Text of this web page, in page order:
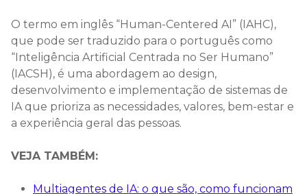
O termo em inglês “Human-Centered AI” (IAHC),
que pode ser traduzido para o português como
“Inteligência Artificial Centrada no Ser Humano”
(IACSH), é uma abordagem ao design,
desenvolvimento e implementação de sistemas de
IA que prioriza as necessidades, valores, bem-estar e
a experiência geral das pessoas.
VEJA TAMBÉM:
Multiagentes de IA: o que são, como funcionam